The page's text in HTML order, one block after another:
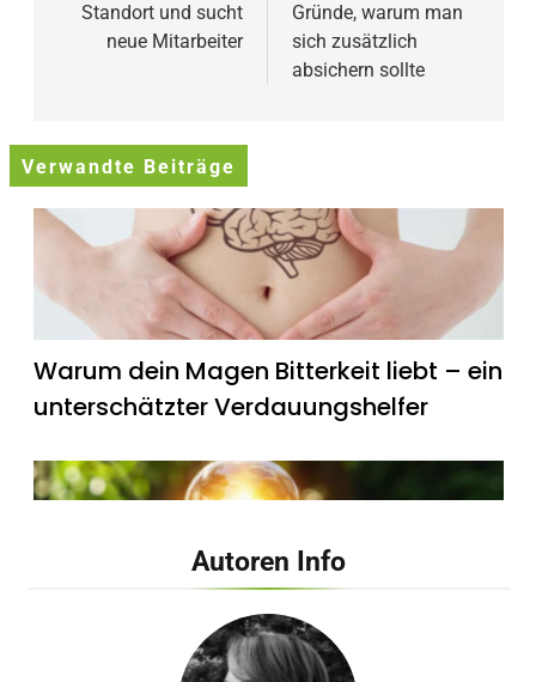
Standort und sucht
neue Mitarbeiter
Gründe, warum man
sich zusätzlich
absichern sollte
Verwandte Beiträge
Warum dein Magen Bitterkeit liebt – ein
unterschätzter Verdauungshelfer
Wie künstliches Licht unsere innere Uhr
Autoren Info